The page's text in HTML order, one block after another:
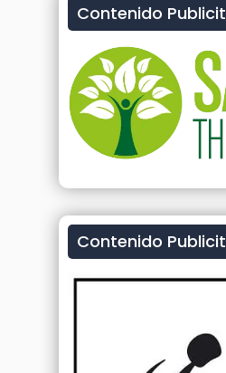
Contenido
Contenido